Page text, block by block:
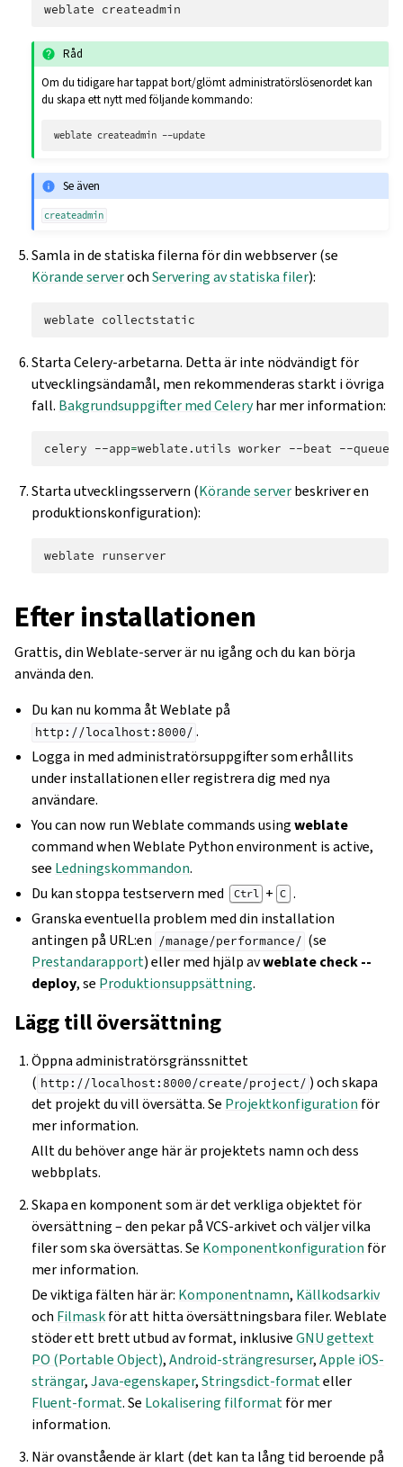
weblate
Råd
Om du tidigare har tappat bort/glömt administratörslösenordet kan
du skapa ett nytt med följande kommando:
weblate createadmin
Se även
createadmin
Samla in de statiska filerna för din webbserver (se
Körande serverochServering av statiska filer):
weblate
Starta Celery-arbetarna. Detta är inte nödvändigt för
utvecklingsändamål, men rekommenderas starkt i övriga
fall. Bakgrundsuppgifter med Celeryhar mer information:
celery --app=weblate.utils worker --beat --queues
Starta utvecklingsservern (Körande serverbeskriver en
produktionskonfiguration):
weblate
Efter installationen
Grattis, din Weblate-server är nu igång och du kan börja
använda den.
Du kan nu komma åt Weblate på
http://localhost:8000/ .
Logga in med administratörsuppgifter som erhållits
under installationen eller registrera dig med nya
användare.
You can now run Weblate commands usingweblate
command when Weblate Python environment is active,
see Ledningskommandon.
Du kan stoppa testservern med
Ctrl + C .
Granska eventuella problem med din installation
antingen på URL:en /manage/performance/ (se
Prestandarapport) eller med hjälp avweblate check --
deploy, se Produktionsuppsättning.
Lägg till översättning
Öppna administratörsgränssnittet
( http://localhost:8000/create/project/ ) och skapa
det projekt du vill översätta. Se Projektkonfiguration för
mer information.
Allt du behöver ange här är projektets namn och dess
webbplats.
Skapa en komponent som är det verkliga objektet för
översättning – den pekar på VCS-arkivet och väljer vilka
filer som ska översättas. Se Komponentkonfiguration för
mer information.
De viktiga fälten här är: Komponentnamn, Källkodsarkiv
och Filmaskför att hitta översättningsbara filer. Weblate
stöder ett brett utbud av format, inklusiveGNU gettext
PO (Portable Object),Android-strängresurser,Apple iOS-
strängar,Java-egenskaper,Stringsdict-formateller
Fluent-format. Se Lokalisering filformatför mer
information.
När ovanstående är klart (det kan ta lång tid beroende på